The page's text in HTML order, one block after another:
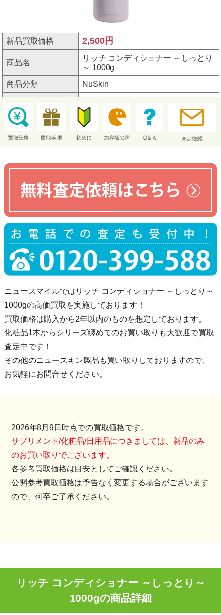
新品買取価格 2,500円
商品名
リッチ コンディショナー ～しっとり
～ 1000g
商品分類
NuSkin
規格
サイズ1000g
アイテム番号
3101328
ニュースマイルではリッチ コンディショナー ～しっとり～
1000gの高価買取を実施しております！
買取価格は購入から2年以内のものを想定しております。
化粧品1本からシリーズ纏めてのお買い取りも大歓迎で買取
査定中です！
その他のニュースキン製品も買い取りしておりますので、
お気軽にお問合せください。
2026年8月9日時点での買取価格です。
サプリメント/化粧品/日用品につきましては、新品のみ
のお買い取りでございます。
各参考買取価格は目安としてご確認ください。
公開参考買取価格は予告なく変更する場合がございます
ので、何卒ご了承ください。
リッチ コンディショナー ～しっとり～
1000gの商品詳細